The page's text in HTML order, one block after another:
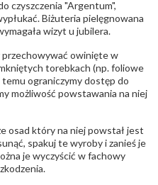
Szafir
Szafir - 1 szt.
Princessa kwadrat
ok. 0.27 ct.
3, 30-868 Kraków; NIP:
25-92-107; sklep@wec.com.pl
dzieci w wieku poniżej 3 lat
wykonane z białego złota
czyszczenia "Argentum",
Biżuteria pielęgnowana
wizyt u jubilera.
przechowywać owinięte w
torebkach (np. foliowe
ograniczymy dostęp do
możliwość powstawania na niej
osad który na niej powstał jest
spakuj te wyroby i zanieś je
je wyczyścić w fachowy